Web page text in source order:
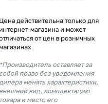
Цена действительна только для
интернет-магазина и может
от цен в розничных
магазинах
*Производитель оставляет за
собой право без уведомления
дилера менять характеристики,
внешний вид, комплектацию
товара и место его
карты